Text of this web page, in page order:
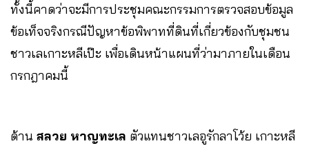
ทั้งนี้คาดว่าจะมีการประชุมคณะกรรมการตรวจสอบข้อมูล
ข้อเท็จจริงกรณีปัญหาข้อพิพาทที่ดินที่เกี่ยวข้องกับชุมชน
ชาวเลเกาะหลีเป๊ะ เพื่อเดินหน้าแผนที่ว่ามาภายในเดือน
กรกฎาคมนี้
ด้าน สลวย หาญทะเล ตัวแทนชาวเลอูรักลาโว้ย เกาะหลี